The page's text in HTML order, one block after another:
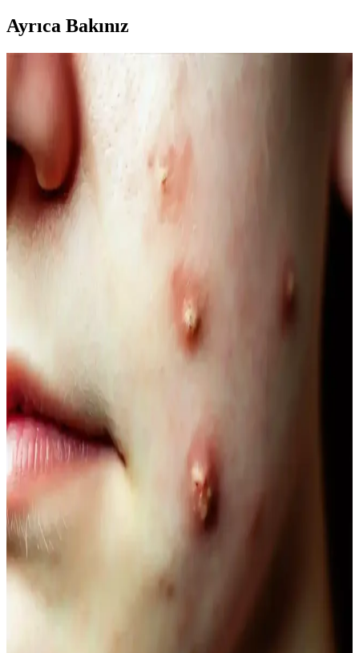
Ayrıca Bakınız
Kahve Siyah ve Yarı Kalıcı Saç Renkleri: Doğal ve
Güncel Bir Tercih Rehberi
kolaylığı sunar. Bu rehberde renk özellikleri, uygulama ve bakım
ipuçlarıyla saçınıza şıklık katın.
Doğal Denge ve Güzellik Arasındaki Bağlantı:
Güncel Trendler ve Doğal Bakım Yöntemleri
Doğal dengeyi koruma ve güzelliği destekleme yöntemleri, organik
ürünler ve yaşam tarzı alışkanlıklarıyla sağlanıyor. Güncel trendler
ve bilimsel araştırmalar, doğallığın güzellikteki önemini vurguluyor.
Doğal İçerikli Duş Jeli Seçenekleri: Le Petit
Marseillais ve Palmolive Naturals Ürünleri
Her iki markanın doğal içerikli duş jeli ürünleri, cilt sağlığı ve
ferahlık sunar. Le Petit Marseillais’in doğadan ilham alan formülleri
ve Palmolive Naturals’in hafif yapısı, çeşitli boyut ve fiyat
seçenekleriyle bakımda tercih edilir.
Vegan Göz Altı Bakım Kremleri: Doğal ve
Hayvansal İçeriksiz Çözüm Önerileri
Vegan göz altı kremleri, doğal içeriklerle formüle edilerek cilt
sağlığını destekler, çevresel sorumluluğu gözetir ve hassas göz
çevresine uygun bakım sağlar.
Doğal Ağız Bakım Macunları: Bitkisel İçeriklerle
Sağlıklı Diş ve Diş Eti Bakımı
Doğal ağız bakım macunları, bitkisel özler ve antiseptik maddelerle
diş ve diş eti sağlığını koruyan güvenli alternatifler sunar, kimyasal